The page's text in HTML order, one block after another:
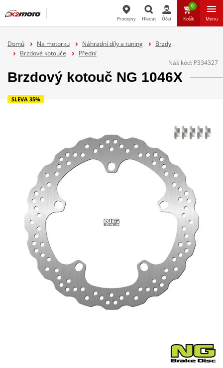
Prodejny Hledat Účet
0
Košík Menu
Domů Na motorku Náhradní díly a tuning
Brzdy
Brzdové kotouče
Přední
Náš kód: P334327
Brzdový kotouč NG 1046X
SLEVA 35%